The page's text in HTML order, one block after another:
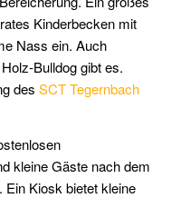
Kinderbecken mit
Nass ein. Auch
Bulldog gibt es.
des SCT Tegernbach
kleine Gäste nach dem
Kiosk bietet kleine